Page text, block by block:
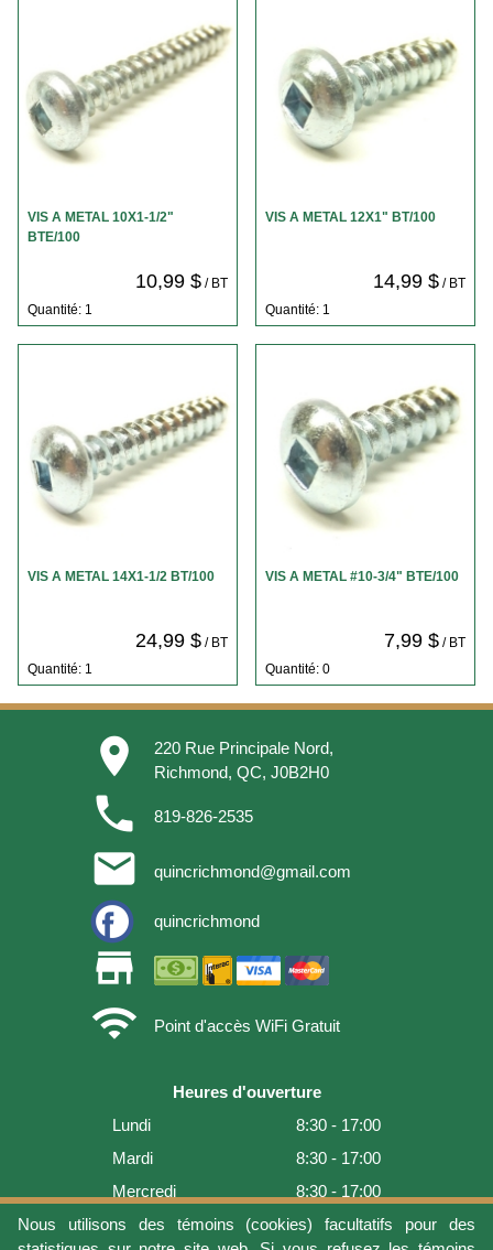
Nous utilisons des témoins (cookies) facultatifs pour des
VIS A METAL 10X1-1/2"
BTE/100
10,99 $/ BT
Quantité: 1
VIS A METAL 12X1" BT/100
14,99 $/ BT
Quantité: 1
VIS A METAL 14X1-1/2 BT/100
24,99 $/ BT
Quantité: 1
VIS A METAL #10-3/4" BTE/100
7,99 $/ BT
Quantité: 0
place
220 Rue Principale Nord,
Richmond, QC, J0B2H0
phone 819-826-2535
email quincrichmond@gmail.com
quincrichmond
store
wifi
Point d'accès WiFi Gratuit
Heures d'ouverture
Lundi
8:30 - 17:00
Mardi
8:30 - 17:00
Mercredi
8:30 - 17:00
Jeudi
8:30 - 17:00